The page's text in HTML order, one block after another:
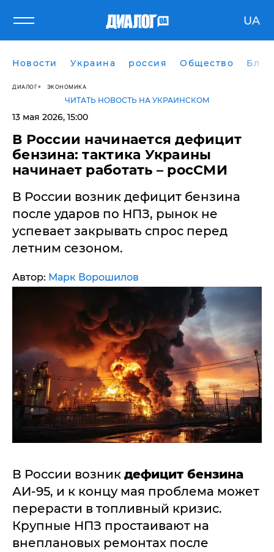
UA
Новости Украина россия Общество
ДИАЛОГ ЭКОНОМИКА
ЧИТАТЬ НОВОСТЬ НА УКРАИНСКОМ
13 мая 2026, 15:00
В России начинается дефицит
бензина: тактика Украины
начинает работать – росСМИ
В России возник дефицит бензина
после ударов по НПЗ, рынок не
успевает закрывать спрос перед
летним сезоном.
Автор: Марк Ворошилов
В России возник дефицит бензина
АИ-95, и к концу мая проблема может
перерасти в топливный кризис.
Крупные НПЗ простаивают на
внеплановых ремонтах после